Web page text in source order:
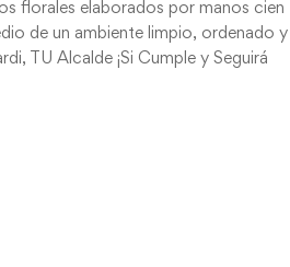
florales elaborados por manos cien
de un ambiente limpio, ordenado y
TU Alcalde ¡Si Cumple y Seguirá